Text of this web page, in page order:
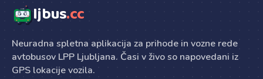
ljbus.cc
Neuradna spletna aplikacija za prihode in vozne rede
avtobusov LPP Ljubljana. Časi v živo so napovedani iz
GPS lokacije vozila.